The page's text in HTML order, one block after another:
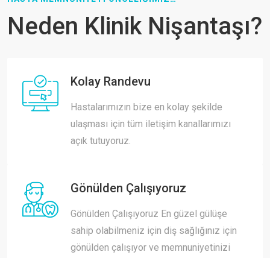
Neden Klinik Nişantaşı?
Kolay Randevu
Hastalarımızın bize en kolay şekilde
ulaşması için tüm iletişim kanallarımızı
açık tutuyoruz.
Gönülden Çalışıyoruz
Gönülden Çalışıyoruz En güzel gülüşe
sahip olabilmeniz için diş sağlığınız için
gönülden çalışıyor ve memnuniyetinizi